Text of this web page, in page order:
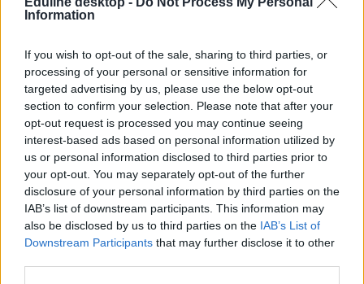
Information
If you wish to opt-out of the sale, sharing to third parties, or
processing of your personal or sensitive information for
targeted advertising by us, please use the below opt-out
section to confirm your selection. Please note that after your
opt-out request is processed you may continue seeing
interest-based ads based on personal information utilized by
us or personal information disclosed to third parties prior to
your opt-out. You may separately opt-out of the further
disclosure of your personal information by third parties on the
IAB’s list of downstream participants. This information may
also be disclosed by us to third parties on the IAB’s List of
Downstream Participants that may further disclose it to other